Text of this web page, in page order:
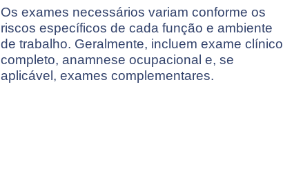
Os exames necessários variam conforme os
riscos específicos de cada função e ambiente
de trabalho. Geralmente, incluem exame clínico
completo, anamnese ocupacional e, se
aplicável, exames complementares.